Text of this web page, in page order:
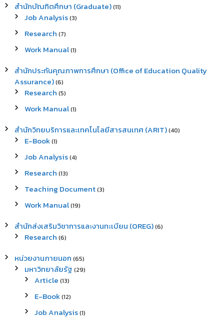
สำนักบัณฑิตศึกษา (Graduate)(11)
Job Analysis(3)
Research (7)
Work Manual(1)
สำนักประกันคุณภาพการศึกษา (Office of Education Quality
Assurance)(6)
Research (5)
Work Manual(1)
สำนักวิทยบริการและเทคโนโลยีสารสนเทศ (ARIT)(40)
E-Book(1)
Job Analysis(4)
Research (13)
Teaching Document(3)
Work Manual(19)
สำนักส่งเสริมวิชาการและงานทะเบียน (OREG)(6)
Research (6)
หน่วยงานภายนอก (65)
มหาวิทยาลัยรัฐ (29)
Article (13)
E-Book(12)
Job Analysis(1)